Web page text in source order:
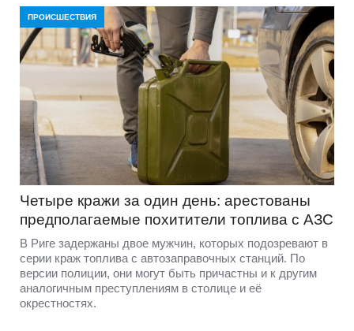
ПРОИСШЕСТВИЯ
Четыре кражи за один день: арестованы
предполагаемые похитители топлива с АЗС
В Риге задержаны двое мужчин, которых подозревают в
серии краж топлива с автозаправочных станций. По
версии полиции, они могут быть причастны и к другим
аналогичным преступлениям в столице и её
окрестностях.